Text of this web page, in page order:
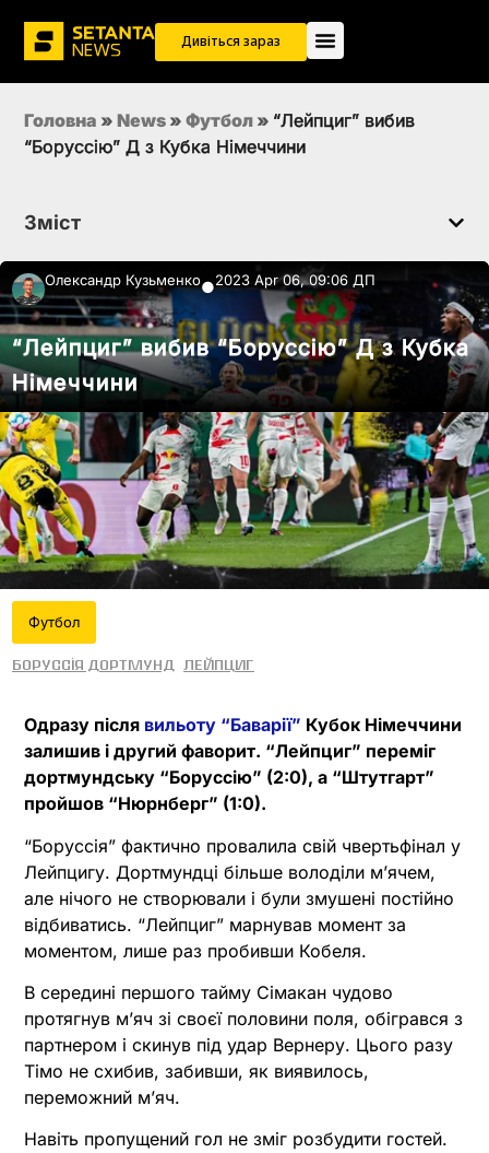
Дивіться зараз
Головна » News » Футбол » “Лейпциг” вибив
“Боруссію” Д з Кубка Німеччини
Зміст
Олександр Кузьменко●2023 Apr 06, 09:06 ДП
“Лейпциг” вибив “Боруссію” Д з Кубка
Німеччини
Футбол
Боруссія Дортмунд Лейпциг
Одразу після вильоту “Баварії” Кубок Німеччини
залишив і другий фаворит. “Лейпциг” переміг
дортмундську “Боруссію” (2:0), а “Штутгарт”
пройшов “Нюрнберг” (1:0).
“Боруссія” фактично провалила свій чвертьфінал у
Лейпцигу. Дортмундці більше володіли м’ячем,
але нічого не створювали і були змушені постійно
відбиватись. “Лейпциг” марнував момент за
моментом, лише раз пробивши Кобеля.
В середині першого тайму Сімакан чудово
протягнув м’яч зі своєї половини поля, обігрався з
партнером і скинув під удар Вернеру. Цього разу
Тімо не схибив, забивши, як виявилось,
переможний м’яч.
Навіть пропущений гол не зміг розбудити гостей.